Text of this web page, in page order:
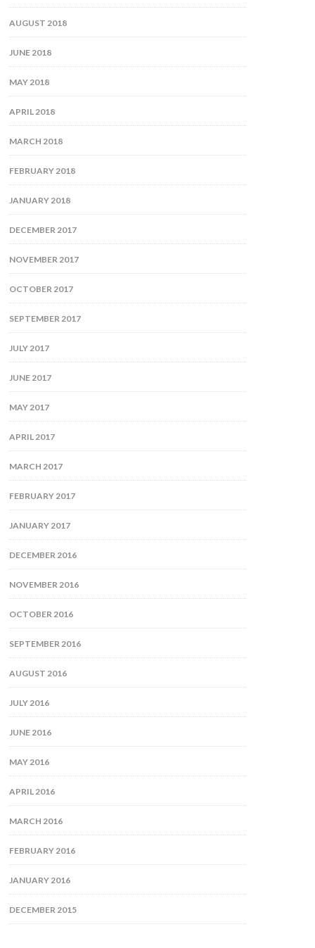
AUGUST 2018
JUNE 2018
MAY 2018
APRIL 2018
MARCH 2018
FEBRUARY 2018
JANUARY 2018
DECEMBER 2017
NOVEMBER 2017
OCTOBER 2017
SEPTEMBER 2017
JULY 2017
JUNE 2017
MAY 2017
APRIL 2017
MARCH 2017
FEBRUARY 2017
JANUARY 2017
DECEMBER 2016
NOVEMBER 2016
OCTOBER 2016
SEPTEMBER 2016
AUGUST 2016
JULY 2016
JUNE 2016
MAY 2016
APRIL 2016
MARCH 2016
FEBRUARY 2016
JANUARY 2016
DECEMBER 2015